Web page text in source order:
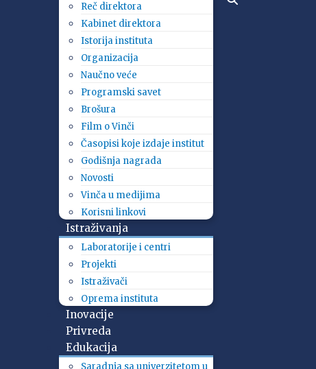
Reč direktora
Kabinet direktora
Istorija instituta
Organizacija
Naučno veće
Programski savet
Brošura
Film o Vinči
Časopisi koje izdaje institut
Godišnja nagrada
Novosti
Vinča u medijima
Korisni linkovi
Istraživanja
Laboratorije i centri
Projekti
Istraživači
Oprema instituta
Inovacije
Privreda
Edukacija
Saradnja sa univerzitetom u